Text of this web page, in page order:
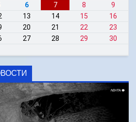
6 7 8
9
13 14 15
16
20 21 22
23
27 28 29
30